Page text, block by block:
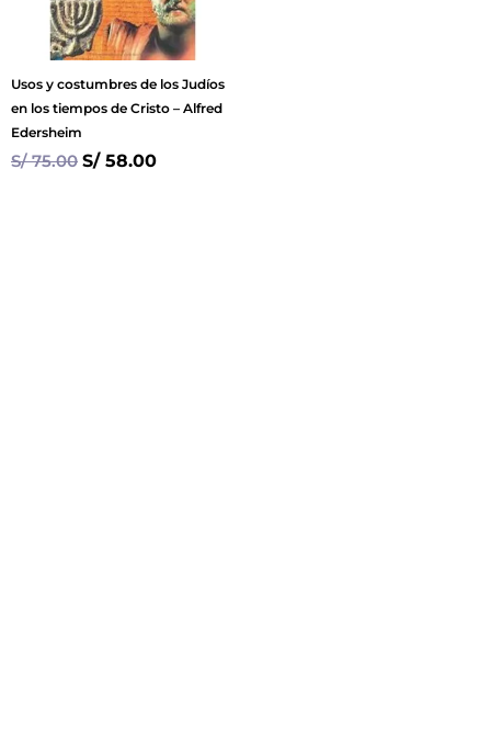
Usos y costumbres de los Judíos
en los tiempos de Cristo – Alfred
Edersheim
S/75.00 S/58.00